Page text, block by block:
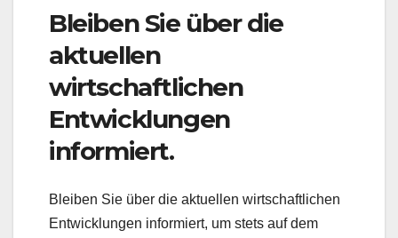
Bleiben Sie über die
aktuellen
wirtschaftlichen
Entwicklungen
informiert.
Bleiben Sie über die aktuellen wirtschaftlichen
Entwicklungen informiert, um stets auf dem